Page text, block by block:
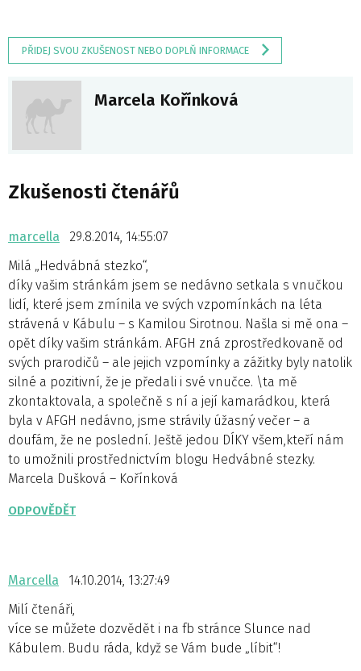
PŘIDEJ SVOU ZKUŠENOST NEBO DOPLŇ INFORMACE
Marcela Kořínková
Zkušenosti čtenářů
marcella
29.8.2014, 14:55:07
Milá „Hedvábná stezko“,
díky vašim stránkám jsem se nedávno setkala s vnučkou
lidí, které jsem zmínila ve svých vzpomínkách na léta
strávená v Kábulu – s Kamilou Sirotnou. Našla si mě ona –
opět díky vašim stránkám. AFGH zná zprostředkovaně od
svých prarodičů – ale jejich vzpomínky a zážitky byly natolik
silné a pozitivní, že je předali i své vnučce. \ta mě
zkontaktovala, a společně s ní a její kamarádkou, která
byla v AFGH nedávno, jsme strávily úžasný večer – a
doufám, že ne poslední. Ještě jedou DÍKY všem,kteří nám
to umožnili prostřednictvím blogu Hedvábné stezky.
Marcela Dušková – Kořínková
ODPOVĚDĚT
Marcella
14.10.2014, 13:27:49
Milí čtenáři,
více se můžete dozvědět i na fb stránce Slunce nad
Kábulem. Budu ráda, když se Vám bude „líbit“!